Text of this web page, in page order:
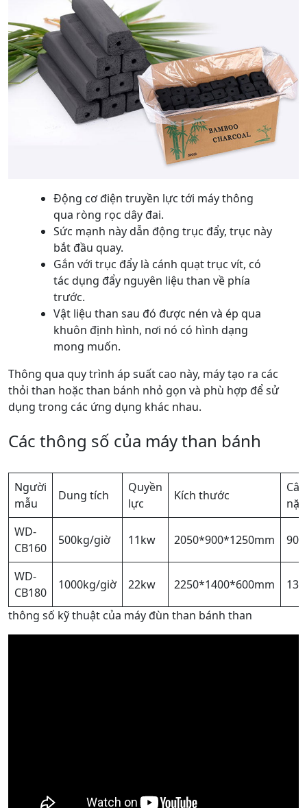
Động cơ điện truyền lực tới máy thông
qua ròng rọc dây đai.
Sức mạnh này dẫn động trục đẩy, trục này
bắt đầu quay.
Gắn với trục đẩy là cánh quạt trục vít, có
tác dụng đẩy nguyên liệu than về phía
trước.
Vật liệu than sau đó được nén và ép qua
khuôn định hình, nơi nó có hình dạng
mong muốn.
Thông qua quy trình áp suất cao này, máy tạo ra các
thỏi than hoặc than bánh nhỏ gọn và phù hợp để sử
dụng trong các ứng dụng khác nhau.
Các thông số của máy than bánh
Người
mẫu
Dung tích
Quyền
lực
Kích thước
Cân
WD-
CB160
500kg/giờ 11kw 2050*900*1250mm
WD-
CB180
1000kg/giờ 22kw 2250*1400*600mm
thông số kỹ thuật của máy đùn than bánh than